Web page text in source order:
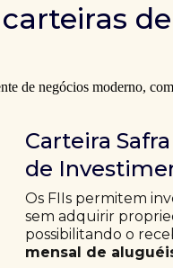
carteiras
Carteira
de
Os FIIs permitem
sem adquirir
possibilitando o
mensal de